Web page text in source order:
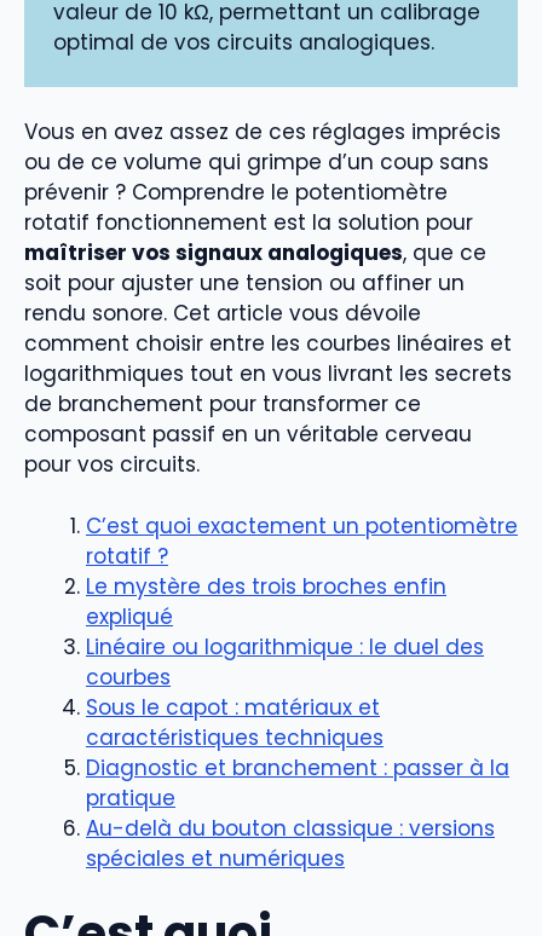
valeur de 10 kΩ, permettant un calibrage
optimal de vos circuits analogiques.
Vous en avez assez de ces réglages imprécis
ou de ce volume qui grimpe d’un coup sans
prévenir ? Comprendre le potentiomètre
rotatif fonctionnement est la solution pour
maîtriser vos signaux analogiques, que ce
soit pour ajuster une tension ou affiner un
rendu sonore. Cet article vous dévoile
comment choisir entre les courbes linéaires et
logarithmiques tout en vous livrant les secrets
de branchement pour transformer ce
composant passif en un véritable cerveau
pour vos circuits.
C’est quoi exactement un potentiomètre
rotatif ?
Le mystère des trois broches enfin
expliqué
Linéaire ou logarithmique : le duel des
courbes
Sous le capot : matériaux et
caractéristiques techniques
Diagnostic et branchement : passer à la
pratique
Au-delà du bouton classique : versions
spéciales et numériques